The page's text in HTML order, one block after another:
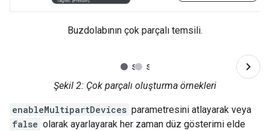
Buzdolabının çok parçalı temsili.
Şekil 2: Çok parçalı oluşturma örnekleri
enableMultipartDevices parametresini atlayarak veya
false olarak ayarlayarak her zaman düz gösterimi elde